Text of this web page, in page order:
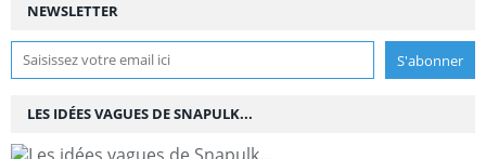
NEWSLETTER
LES IDÉES VAGUES DE SNAPULK...